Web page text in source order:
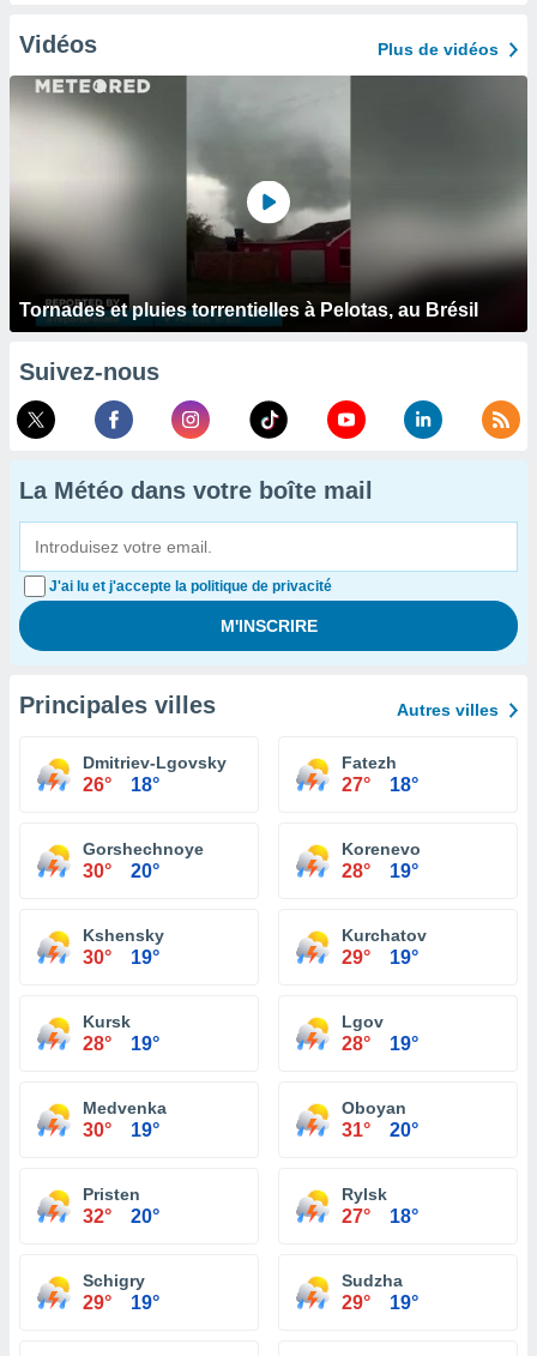
Vidéos Plus de vidéos
Tornades et pluies torrentielles à Pelotas, au Brésil
Suivez-nous
La Météo dans votre boîte mail
J'ai lu et j'accepte la politique de privacité
Principales villes Autres villes
Dmitriev-Lgovsky
26° 18°
Fatezh
27° 18°
Gorshechnoye
30° 20°
Korenevo
28° 19°
Kshensky
30° 19°
Kurchatov
29° 19°
Kursk
28° 19°
Lgov
28° 19°
Medvenka
30° 19°
Oboyan
31° 20°
Pristen
32° 20°
Rylsk
27° 18°
Schigry
29° 19°
Sudzha
29° 19°